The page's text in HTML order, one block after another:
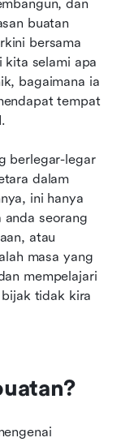
dan
buatan
bersama
kita selami apa
bagaimana ia
tempat
berlegar-legar
dalam
ini hanya
seorang
atau
masa yang
mempelajari
tidak kira